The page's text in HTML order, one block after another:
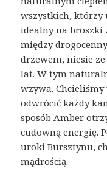
wszystkich, którzy
idealny na broszki
między
drzewem, niesie
lat. W tym
wzywa.
odwrócić każdy
sposób Amber
cudowną energię.
uroki Bursztynu,
mądrością.